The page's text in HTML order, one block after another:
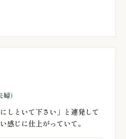
）
しといて下さい」と連発して
感じに仕上がっていて。